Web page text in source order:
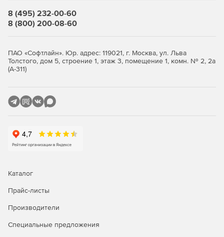
8 (495) 232-00-60
8 (800) 200-08-60
ПАО «Софтлайн». Юр. адрес: 119021, г. Москва, ул. Льва
Толстого, дом 5, строение 1, этаж 3, помещение 1, комн. № 2, 2а
(А-311)
Каталог
Прайс-листы
Производители
Специальные предложения